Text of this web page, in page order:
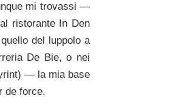
mi trovassi —
ristorante In Den
del luppolo a
De Bie, o nei
— la mia base
de force.